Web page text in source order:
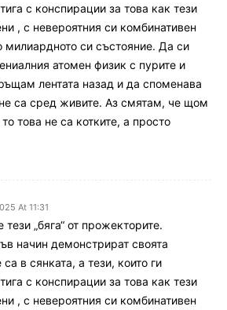
с конспирации за това как тези
, с невероятния си комбинативен
милиардното си състояние. Да си
атомен физик с пурите и
лентата назад и да споменава
са сред живите. Аз смятам, че щом
това не са котките, а просто
At 11:31
„бяга“ от прожекторите.
начин демонстрират своята
в сянката, а тези, които ги
с конспирации за това как тези
, с невероятния си комбинативен